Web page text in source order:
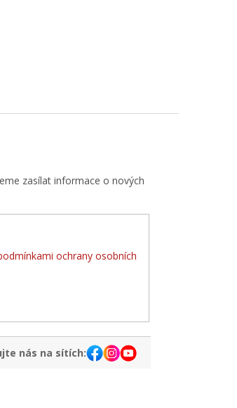
zasílat informace o nových
ochrany osobních
nás na sítích: